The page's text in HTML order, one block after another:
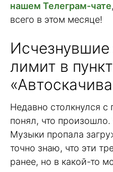
нашем Телеграм-чате
всего в этом месяце!
Исчезнувшие
лимит в
Недавно столкнулся
понял, что
Музыки пропала
точно знаю, что эти
ранее, но в какой-то